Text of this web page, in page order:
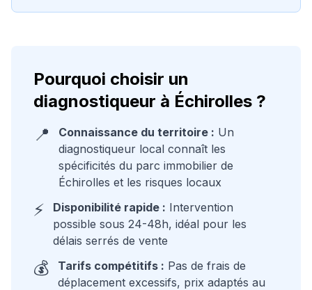
Pourquoi choisir un
diagnostiqueur à Échirolles ?
📍
Connaissance du territoire : Un
diagnostiqueur local connaît les
spécificités du parc immobilier de
Échirolles et les risques locaux
⚡ Disponibilité rapide : Intervention
possible sous 24-48h, idéal pour les
délais serrés de vente
💰 Tarifs compétitifs : Pas de frais de
déplacement excessifs, prix adaptés au